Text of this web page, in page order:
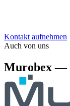
Kontakt aufnehmen
Auch von uns
Murobex —